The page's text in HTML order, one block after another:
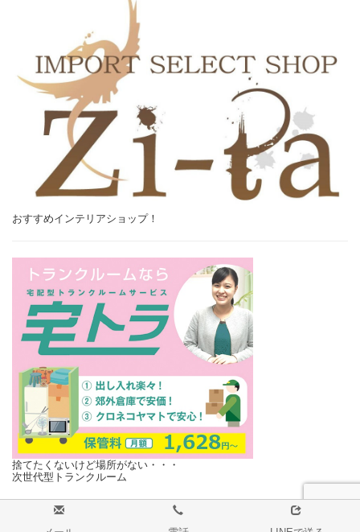
おすすめインテリアショップ！
捨てたくないけど場所がない・・・
次世代型トランクルーム